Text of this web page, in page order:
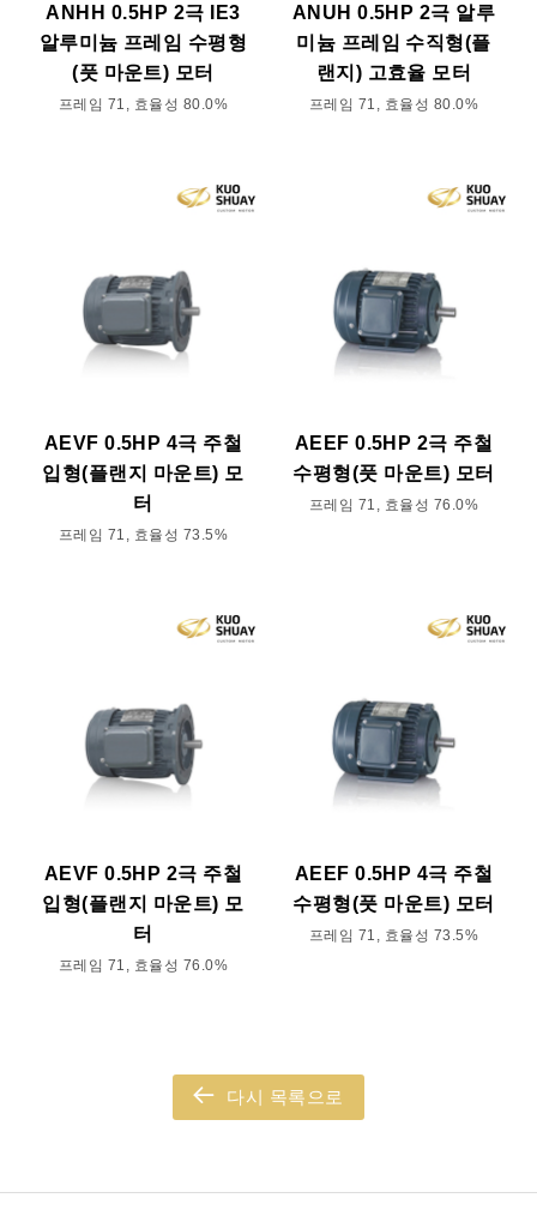
ANHH 0.5HP 2극 IE3
알루미늄 프레임 수평형
(풋 마운트) 모터
프레임 71, 효율성 80.0%
ANUH 0.5HP 2극 알루
미늄 프레임 수직형(플
랜지) 고효율 모터
프레임 71, 효율성 80.0%
AEVF 0.5HP 4극 주철
입형(플랜지 마운트) 모
터
프레임 71, 효율성 73.5%
AEEF 0.5HP 2극 주철
수평형(풋 마운트) 모터
프레임 71, 효율성 76.0%
AEVF 0.5HP 2극 주철
입형(플랜지 마운트) 모
터
프레임 71, 효율성 76.0%
AEEF 0.5HP 4극 주철
수평형(풋 마운트) 모터
프레임 71, 효율성 73.5%
다시 목록으로